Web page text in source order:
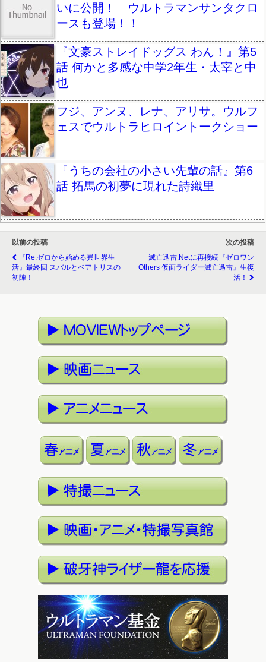
いに公開！ ウルトラマンサンタクロ
ースも登場！！
『文豪ストレイドッグス わん！』第5
話 何かと多感な中学2年生・太宰と中
也
フジ、アンヌ、レナ、アリサ。ウルフ
ェスでウルトラヒロイントークショー
『うちの会社の小さい先輩の話』第6
話 拓馬の初夢に現れた詩織里
以前の投稿
『Re:ゼロから始める異世界生
活』最終回 スバルとベアトリスの
初陣！
次の投稿
滅亡迅雷.netに再接続『ゼロワン
Others 仮面ライダー滅亡迅雷』生復
活！